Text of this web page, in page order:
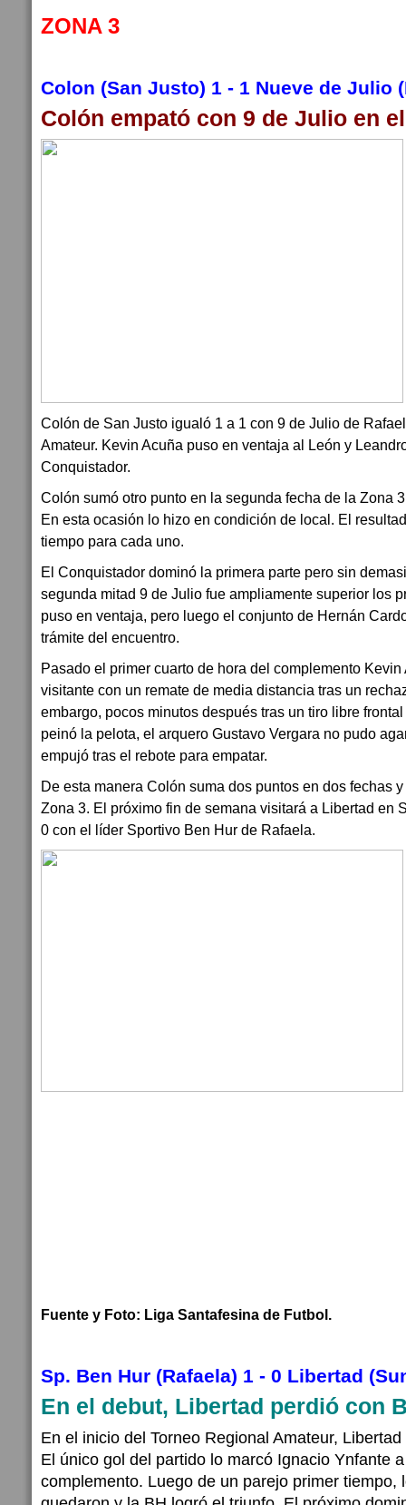
ZONA 3
Colon (San Justo) 1 - 1 Nueve de Julio
Colón empató con 9 de Julio en
Colón de San Justo igualó 1 a 1 con 9 de Julio de
Amateur. Kevin Acuña puso en ventaja al León y
Conquistador.
Colón sumó otro punto en la segunda fecha de la Zona
En esta ocasión lo hizo en condición de local. El
tiempo para cada uno.
El Conquistador dominó la primera parte pero sin
segunda mitad 9 de Julio fue ampliamente superior los
puso en ventaja, pero luego el conjunto de Hernán
trámite del encuentro.
Pasado el primer cuarto de hora del complemento
visitante con un remate de media distancia tras un
embargo, pocos minutos después tras un tiro libre
peinó la pelota, el arquero Gustavo Vergara no pudo
empujó tras el rebote para empatar.
De esta manera Colón suma dos puntos en dos fechas
Zona 3. El próximo fin de semana visitará a Libertad en
0 con el líder Sportivo Ben Hur de Rafaela.
Fuente y Foto: Liga Santafesina de Futbol.
Sp. Ben Hur (Rafaela) 1 - 0 Libertad
En el debut, Libertad perdió con
En el inicio del Torneo Regional Amateur,
El único gol del partido lo marcó Ignacio Ynfante
complemento. Luego de un parejo primer tiempo,